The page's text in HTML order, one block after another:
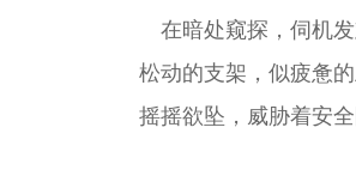
在暗处窥探，伺机
松动的支架，似疲惫
摇摇欲坠，威胁着安